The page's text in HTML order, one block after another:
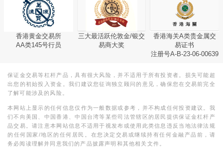
香港黄金交易所
AA类145号行员
三大最活跃伦敦金/银交
易商大奖
香港海关A类贵金属交
易证书
注册号A-B-23-06-00639
保证金交易等杠杆产品，具有很大风险，并不适用于所有投资者。损失可能超
出您的初始投入资金。我们建议您征询独立顾问的意见，确保您在交易前完全
了解可能涉及的风险。
本网站上显示的任何信息仅作为一般数据或参考，并不构成任何投资建议。我
们不向美国、中国香港、中国台湾等某些司法管辖区的居民提供保证金杠杆产
品交易。请注意本网站信息不适用于视发布或使用此类信息违反当地法律法规
的任何国家/地区的任何居民。在您决定交易或继续持有任何金融产品前，请
务必阅读理解并同意我们的产品披露声明和其他相关文件。